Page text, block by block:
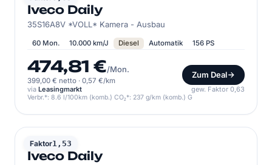
Iveco Daily
35S16A8V *VOLL* Kamera - Ausbau
60 Mon. 10.000 km/J Diesel Automatik 156 PS
474,81 €/Mon.
399,00 € netto · 0,57 €/km
Zum Deal
via Leasingmarkt gew. Faktor 0,63
Verbr.*: 8.6 l/100km (komb.) CO₂*: 237 g/km (komb.) G
Faktor1,53
IVECO
Iveco Daily